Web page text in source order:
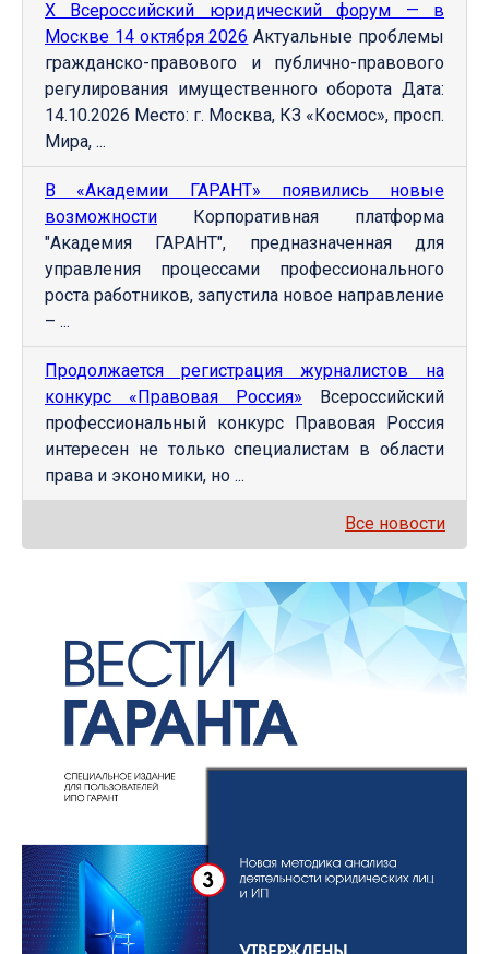
Х Всероссийский юридический форум — в
Москве 14 октября 2026 Актуальные проблемы
гражданско-правового и публично-правового
регулирования имущественного оборота Дата:
14.10.2026 Место: г. Москва, КЗ «Космос», просп.
Мира, ...
В «Академии ГАРАНТ» появились новые
возможности Корпоративная платформа
"Академия ГАРАНТ", предназначенная для
управления процессами профессионального
роста работников, запустила новое направление
– ...
Продолжается регистрация журналистов на
конкурс «Правовая Россия» Всероссийский
профессиональный конкурс Правовая Россия
интересен не только специалистам в области
права и экономики, но ...
Все новости